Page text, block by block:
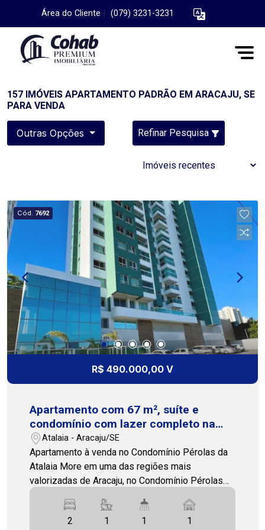
Área do Cliente (079) 3231-3231
157 IMÓVEIS APARTAMENTO PADRÃO EM ARACAJU, SE
PARA VENDA
Outras Opções Refinar Pesquisa
Cód. 7692
R$ 490.000,00 V
Apartamento com 67 m², suíte e
condomínio com lazer completo na
Atalaia
Atalaia - Aracaju/SE
Apartamento à venda no Condomínio Pérolas da
Atalaia More em uma das regiões mais
valorizadas de Aracaju, no Condomínio Pérolas
da Atalaia, localizado na Atalaia, a poucos
minutos da Passarela do Caranguejo e da
Avenida Melício Machado. A região oferece fácil
2 1 1 1